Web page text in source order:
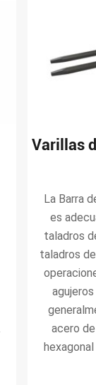
Varillas
La Barra
es
taladros
taladros
acero
hexagonal